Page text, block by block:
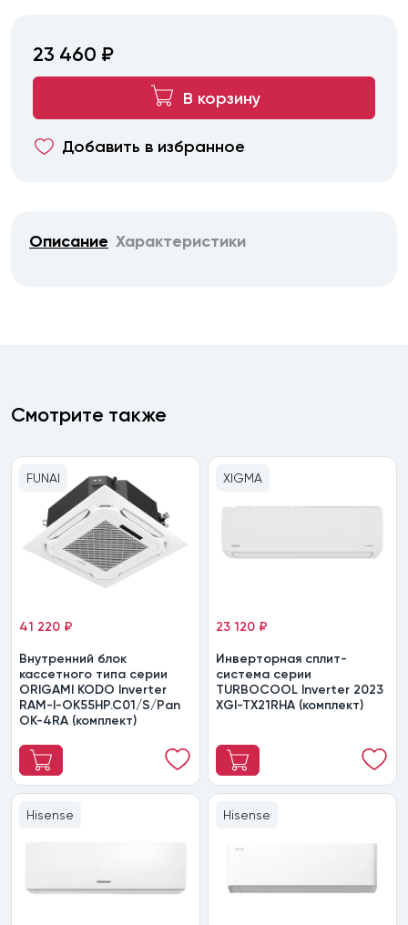
23 460 ₽
В корзину
Добавить в избранное
Описание Характеристики
Смотрите также
FUNAI
Внутренний блок
кассетного типа серии
ORIGAMI KODO Inverter
RAM-I-OK55HP.C01/S/Pan
OK-4RA (комплект)
41 220 ₽
XIGMA
Инверторная сплит-
система серии
TURBOCOOL Inverter 2023
XGI-TX21RHA (комплект)
23 120 ₽
Hisense Hisense